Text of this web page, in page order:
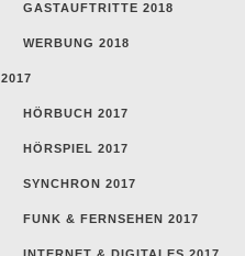
GASTAUFTRITTE 2018
WERBUNG 2018
2017
HÖRBUCH 2017
HÖRSPIEL 2017
SYNCHRON 2017
FUNK & FERNSEHEN 2017